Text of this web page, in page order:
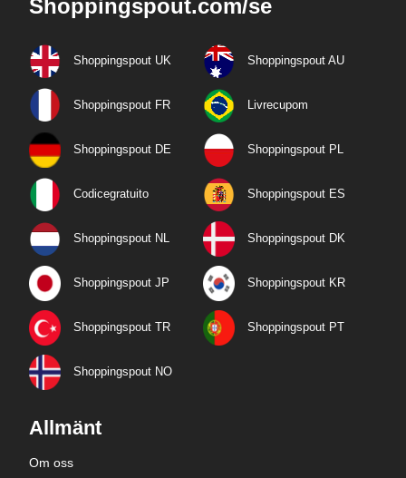
Shoppingspout.com/se
Shoppingspout UK Shoppingspout AU
Shoppingspout FR Livrecupom
Shoppingspout DE Shoppingspout PL
Codicegratuito Shoppingspout ES
Shoppingspout NL Shoppingspout DK
Shoppingspout JP Shoppingspout KR
Shoppingspout TR Shoppingspout PT
Shoppingspout NO
Allmänt
Om oss